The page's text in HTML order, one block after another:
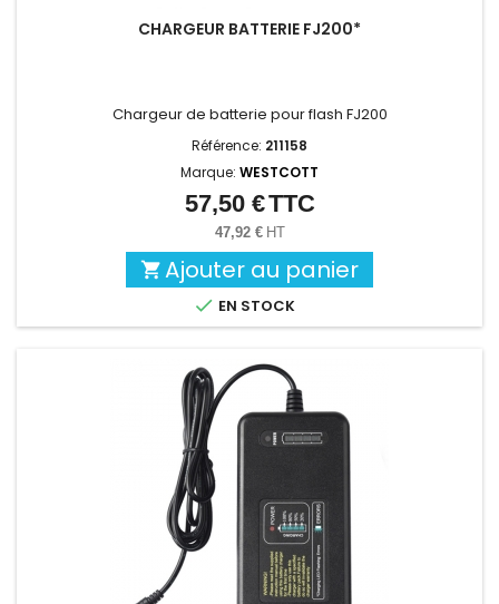
CHARGEUR BATTERIE FJ200*
Chargeur de batterie pour flash FJ200
Référence: 211158
Marque: WESTCOTT
Prix
57,50 €TTC
47,92 € HT
 Ajouter au panier
 EN STOCK